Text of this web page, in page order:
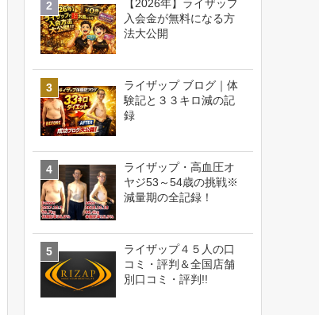
【2026年】ライザップ
入会金が無料になる方
法大公開
ライザップ ブログ｜体
験記と３３キロ減の記
録
ライザップ・高血圧オ
ヤジ53～54歳の挑戦※
減量期の全記録！
ライザップ４５人の口
コミ・評判＆全国店舗
別口コミ・評判!!